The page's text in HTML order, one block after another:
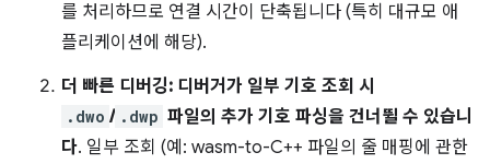
를 처리하므로 연결 시간이 단축됩니다 (특히 대규모 애
플리케이션에 해당).
더 빠른 디버깅: 디버거가 일부 기호 조회 시
.dwo / .dwp 파일의 추가 기호 파싱을 건너뛸 수 있습니
다. 일부 조회 (예: wasm-to-C++ 파일의 줄 매핑에 관한